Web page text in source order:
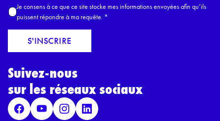
E
m
a
l
A
c
c
R
P
D
*
Je consens à ce que ce site stocke mes informations envoyées afin qu’ils
puissent répondre à ma requête. *
S'INSCRIRE
Suivez-nous
sur les réseaux sociaux